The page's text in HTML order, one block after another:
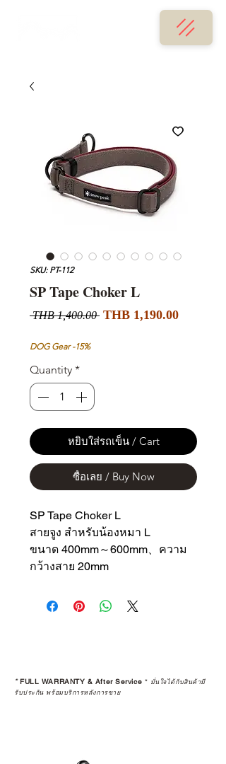
SKU: PT-112
SP Tape Choker L
THB 1,400.00 Regular
THB 1,190.00Sale
DOG Gear -15%
Quantity *
หยิบใส่รถเข็น / Cart
ซื้อเลย / Buy Now
SP Tape Choker L
สายจูง สำหรับน้องหมา L
ขนาด 400mm～600mm、ความ
กว้างสาย 20mm
*FULL WARRANTY & After Service * มั่นใจได้กับสินค้ามี
รับประกัน พร้อมบริการหลังการขาย